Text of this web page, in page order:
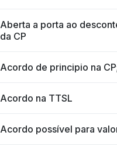
Aberta a porta ao
da CP
Acordo de principio na
Acordo na TTSL
Acordo possível para